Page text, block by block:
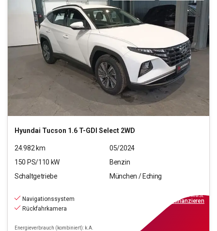
Hyundai Tucson 1.6 T-GDI Select 2WD
24.982 km
05/2024
150 PS/110 kW
Benzin
Schaltgetriebe
München / Eching
Navigationssystem
Rückfahrkamera
Energieverbrauch (kombiniert): k.A.
inkl.MwSt.
finanzieren